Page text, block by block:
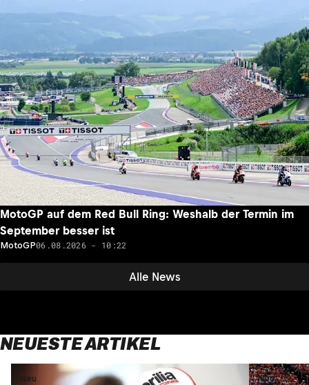
Alle News
MotoGP auf dem Red Bull Ring: Weshalb der Termin im
September besser ist
MotoGP06.08.2026 - 10:22
NEUESTE ARTIKEL
Neu Neu